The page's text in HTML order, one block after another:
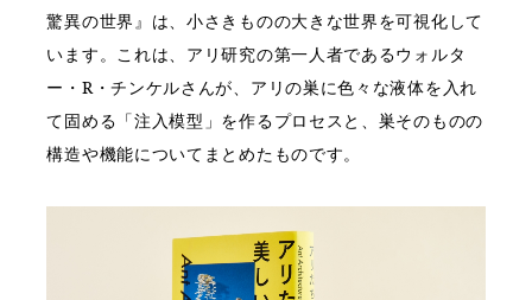
驚異の世界』は、小さきものの大きな世界を可視化して
います。これは、アリ研究の第一人者であるウォルタ
ー・R・チンケルさんが、アリの巣に色々な液体を入れ
て固める「注入模型」を作るプロセスと、巣そのものの
構造や機能についてまとめたものです。